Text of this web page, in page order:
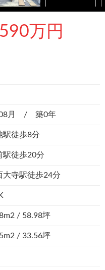
万円
08月 / 築0年
駅徒歩8分
駅徒歩20分
大寺駅徒歩24分
2 / 58.98坪
2 / 33.56坪